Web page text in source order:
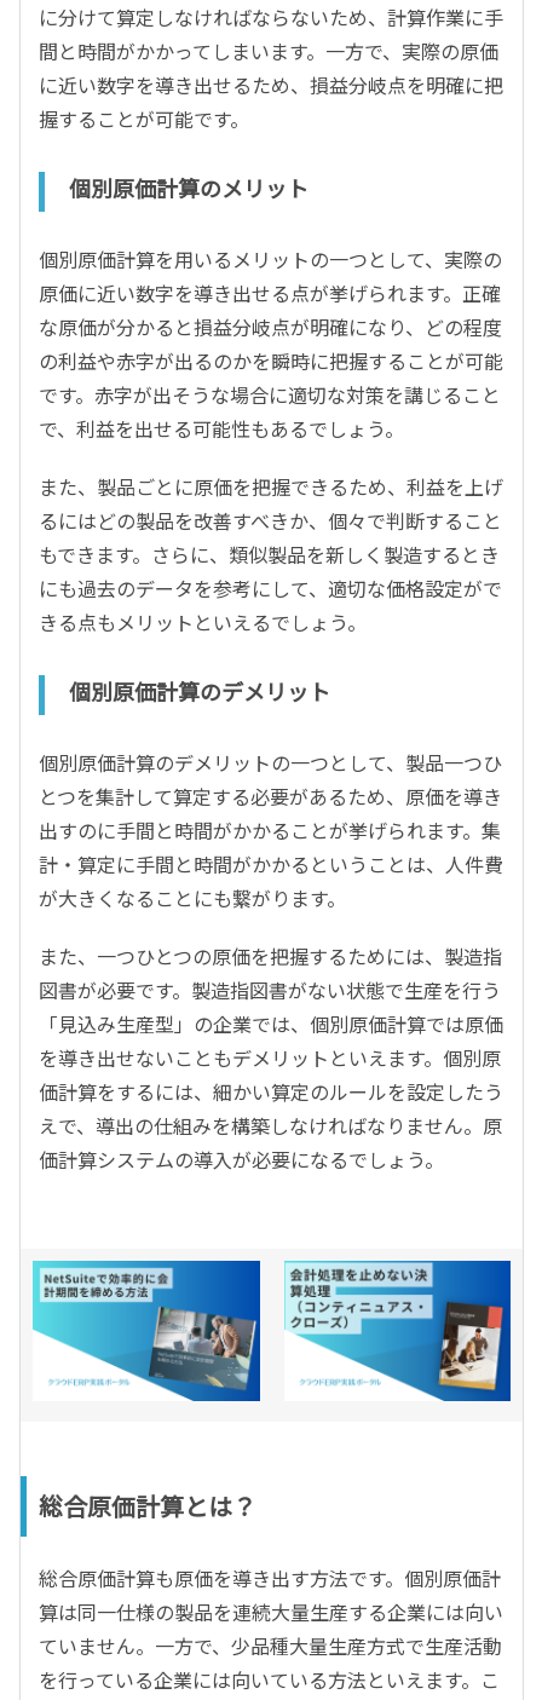
に分けて算定しなければならないため、計算作業に手
間と時間がかかってしまいます。一方で、実際の原価
に近い数字を導き出せるため、損益分岐点を明確に把
握することが可能です。
個別原価計算のメリット
個別原価計算を用いるメリットの一つとして、実際の
原価に近い数字を導き出せる点が挙げられます。正確
な原価が分かると損益分岐点が明確になり、どの程度
の利益や赤字が出るのかを瞬時に把握することが可能
です。赤字が出そうな場合に適切な対策を講じること
で、利益を出せる可能性もあるでしょう。
また、製品ごとに原価を把握できるため、利益を上げ
るにはどの製品を改善すべきか、個々で判断すること
もできます。さらに、類似製品を新しく製造するとき
にも過去のデータを参考にして、適切な価格設定がで
きる点もメリットといえるでしょう。
個別原価計算のデメリット
個別原価計算のデメリットの一つとして、製品一つひ
とつを集計して算定する必要があるため、原価を導き
出すのに手間と時間がかかることが挙げられます。集
計・算定に手間と時間がかかるということは、人件費
が大きくなることにも繋がります。
また、一つひとつの原価を把握するためには、製造指
図書が必要です。製造指図書がない状態で生産を行う
「見込み生産型」の企業では、個別原価計算では原価
を導き出せないこともデメリットといえます。個別原
価計算をするには、細かい算定のルールを設定したう
えで、導出の仕組みを構築しなければなりません。原
価計算システムの導入が必要になるでしょう。
総合原価計算とは？
総合原価計算も原価を導き出す方法です。個別原価計
算は同一仕様の製品を連続大量生産する企業には向い
ていません。一方で、少品種大量生産方式で生産活動
を行っている企業には向いている方法といえます。こ